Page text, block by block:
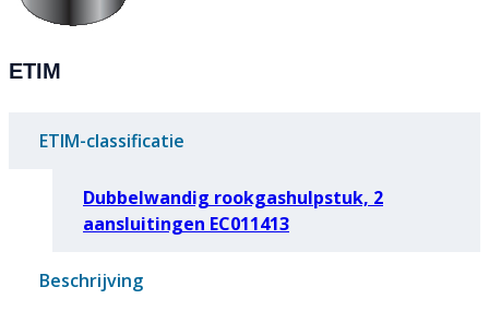
ETIM
ETIM-classificatie
Dubbelwandig rookgashulpstuk, 2
aansluitingen EC011413
Beschrijving